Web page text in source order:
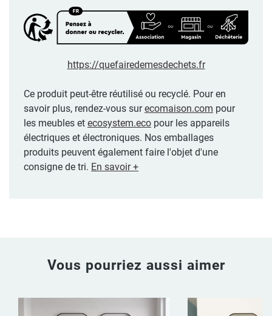
https://quefairedemesdechets.fr
Ce produit peut-être réutilisé ou recyclé. Pour en
savoir plus, rendez-vous surecomaison.com pour
les meubles et ecosystem.eco pour les appareils
électriques et électroniques. Nos emballages
produits peuvent également faire l'objet d'une
consigne de tri. En savoir +
Vous pourriez aussi aimer